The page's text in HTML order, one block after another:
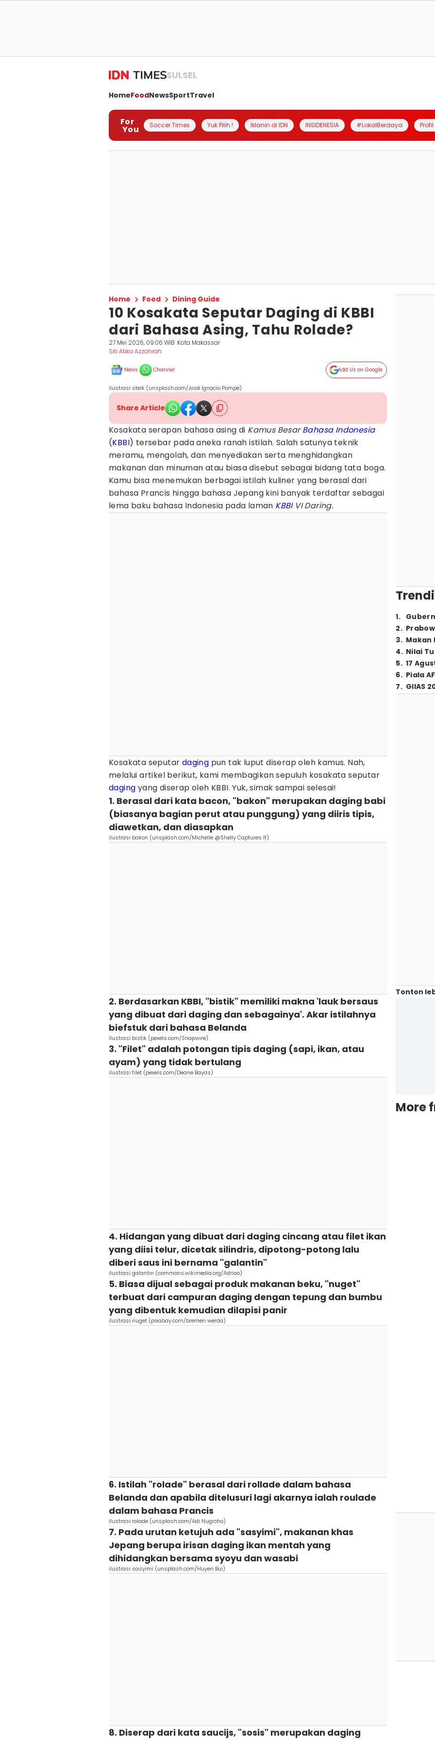
SULSEL
HomeFoodNewsSportTravel
For
You Soccer Times Yuk Pilih ! Iklanin di IDN INSIDENESIA #LokalBerdaya
Home Food Dining Guide
10 Kosakata Seputar Daging di KBBI
dari Bahasa Asing, Tahu Rolade?
27 Mei 2026, 09:06 WIB Kota Makassar
Siti Atika Azzahrah
News Channel Add Us on Google
ilustrasi steik (unsplash.com/José Ignacio Pompé)
Share Article
Kosakata serapan bahasa asing di Kamus BesarBahasa Indonesia
(KBBI) tersebar pada aneka ranah istilah. Salah satunya teknik
meramu, mengolah, dan menyediakan serta menghidangkan
makanan dan minuman atau biasa disebut sebagai bidang tata boga.
Kamu bisa menemukan berbagai istilah kuliner yang berasal dari
bahasa Prancis hingga bahasa Jepang kini banyak terdaftar sebagai
lema baku bahasa Indonesia pada laman KBBIVI Daring.
Kosakata seputar daging pun tak luput diserap oleh kamus. Nah,
melalui artikel berikut, kami membagikan sepuluh kosakata seputar
daging yang diserap oleh KBBI. Yuk, simak sampai selesai!
1. Berasal dari kata bacon, "bakon" merupakan daging babi
(biasanya bagian perut atau punggung) yang diiris tipis,
diawetkan, dan diasapkan
ilustrasi bakon (unsplash.com/Michelle @Shelly Captures It)
2. Berdasarkan KBBI, "bistik" memiliki makna 'lauk bersaus
yang dibuat dari daging dan sebagainya'. Akar istilahnya
biefstuk dari bahasa Belanda
ilustrasi bistik (pexels.com/Snapwire)
3. "Filet" adalah potongan tipis daging (sapi, ikan, atau
ayam) yang tidak bertulang
ilustrasi filet (pexels.com/Deane Bayas)
4. Hidangan yang dibuat dari daging cincang atau filet ikan
yang diisi telur, dicetak silindris, dipotong-potong lalu
diberi saus ini bernama "galantin"
ilustrasi galantin (commons.wikimedia.org/Adriao)
5. Biasa dijual sebagai produk makanan beku, "nuget"
terbuat dari campuran daging dengan tepung dan bumbu
yang dibentuk kemudian dilapisi panir
ilustrasi nuget (pixabay.com/bremen werda)
6. Istilah "rolade" berasal dari rollade dalam bahasa
Belanda dan apabila ditelusuri lagi akarnya ialah roulade
dalam bahasa Prancis
ilustrasi rolade (unsplash.com/Adi Nugroho)
7. Pada urutan ketujuh ada "sasyimi", makanan khas
Jepang berupa irisan daging ikan mentah yang
dihidangkan bersama syoyu dan wasabi
ilustrasi sasyimi (unsplash.com/Huyen Bui)
8. Diserap dari kata saucijs, "sosis" merupakan daging
1.
2.
3. Makan
4. Nilai
5. 17
6. Piala
7. GIIAS
Tonton
More